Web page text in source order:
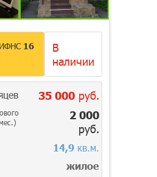
ИФНС 16
В
наличии
35 000руб.
2 000
руб.
14,9кв.м.
жилое